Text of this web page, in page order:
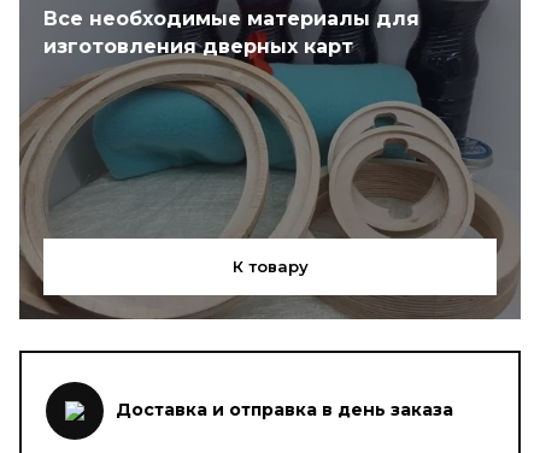
Все необходимые материалы для
изготовления дверных карт
К товару
Доставка и отправка в день заказа